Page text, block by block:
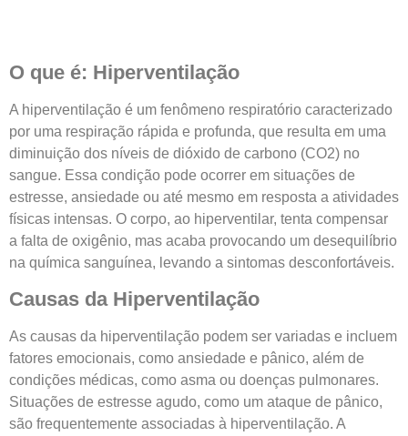
O que é: Hiperventilação
A hiperventilação é um fenômeno respiratório caracterizado
por uma respiração rápida e profunda, que resulta em uma
diminuição dos níveis de dióxido de carbono (CO2) no
sangue. Essa condição pode ocorrer em situações de
estresse, ansiedade ou até mesmo em resposta a atividades
físicas intensas. O corpo, ao hiperventilar, tenta compensar
a falta de oxigênio, mas acaba provocando um desequilíbrio
na química sanguínea, levando a sintomas desconfortáveis.
Causas da Hiperventilação
As causas da hiperventilação podem ser variadas e incluem
fatores emocionais, como ansiedade e pânico, além de
condições médicas, como asma ou doenças pulmonares.
Situações de estresse agudo, como um ataque de pânico,
são frequentemente associadas à hiperventilação. A